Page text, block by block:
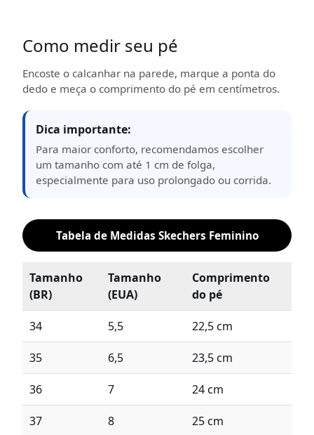
Como medir seu pé
Encoste o calcanhar na parede, marque a ponta do
dedo e meça o comprimento do pé em centímetros.
Dica importante:
Para maior conforto, recomendamos escolher
um tamanho com até 1 cm de folga,
especialmente para uso prolongado ou corrida.
Tabela de Medidas Skechers Feminino
Tamanho
(BR)
Tamanho
(EUA)
Comprimento
do pé
34 5,5 22,5 cm
35 6,5 23,5 cm
36 7 24 cm
37 8 25 cm